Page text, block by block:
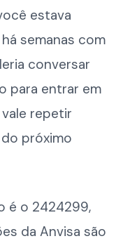
estava
semanas com
conversar
para entrar em
repetir
próximo
é o 2424299,
da Anvisa são